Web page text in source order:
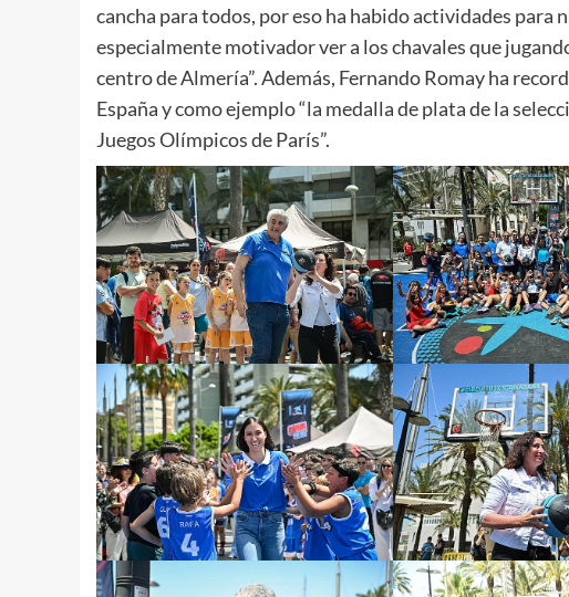
cancha para todos, por eso ha habido actividades para
especialmente motivador ver a los chavales que
centro de Almería”. Además, Fernando Romay ha
España y como ejemplo “la medalla de plata de la
Juegos Olímpicos de París”.